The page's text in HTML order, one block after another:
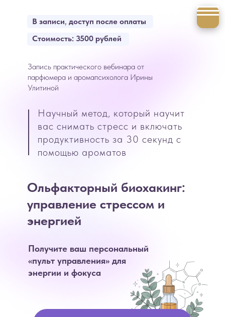
В записи, доступ после оплаты
Стоимость: 3500 рублей
Ольфакторный биохакинг:
управление стрессом и
энергией
Научный метод, который научит
вас снимать стресс и включать
продуктивность за 30 секунд с
помощью ароматов
Запись практического вебинара от
парфюмера и аромапсихолога Ирины
Улитиной
Получите ваш персональный
«пульт управления» для
энергии и фокуса